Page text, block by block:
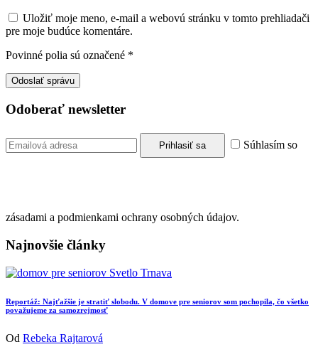
Uložiť moje meno, e-mail a webovú stránku v tomto prehliadači
pre moje budúce komentáre.
Povinné polia sú označené *
Odoberať newsletter
Súhlasím so
zásadami a podmienkami ochrany osobných údajov.
Najnovšie články
Reportáž: Najťažšie je stratiť slobodu. V domove pre seniorov som pochopila, čo všetko
považujeme za samozrejmosť
Od Rebeka Rajtarová